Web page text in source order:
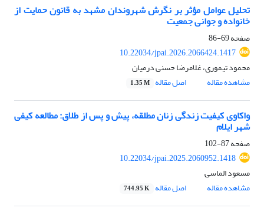
تحلیل عوامل مؤثر بر نگرش شهروندان مشهد به قانون حمایت از
خانواده و جوانی جمعیت
صفحه69-86
10.22034/jpai.2026.2066424.1417
محمود تیموری، غلامرضا حسنی درمیان
مشاهده مقاله
اصل مقاله 1.35 M
واکاوی کیفیت زندگی زنان مطلقه، پیش و پس از طلاق: مطالعه کیفی
شهر ایلام
صفحه87-102
10.22034/jpai.2025.2060952.1418
مسعود الماسی
مشاهده مقاله
اصل مقاله 744.95 K